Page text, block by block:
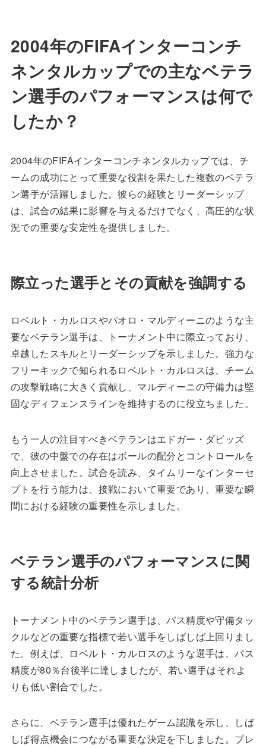
2004年のFIFAインターコンチ
ネンタルカップでの主なベテラ
ン選手のパフォーマンスは何で
したか？
2004年のFIFAインターコンチネンタルカップでは、チ
ームの成功にとって重要な役割を果たした複数のベテラ
ン選手が活躍しました。彼らの経験とリーダーシップ
は、試合の結果に影響を与えるだけでなく、高圧的な状
況での重要な安定性を提供しました。
際立った選手とその貢献を強調する
ロベルト・カルロスやパオロ・マルディーニのような主
要なベテラン選手は、トーナメント中に際立っており、
卓越したスキルとリーダーシップを示しました。強力な
フリーキックで知られるロベルト・カルロスは、チーム
の攻撃戦略に大きく貢献し、マルディーニの守備力は堅
固なディフェンスラインを維持するのに役立ちました。
もう一人の注目すべきベテランはエドガー・ダビッズ
で、彼の中盤での存在はボールの配分とコントロールを
向上させました。試合を読み、タイムリーなインターセ
プトを行う能力は、接戦において重要であり、重要な瞬
間における経験の重要性を示しました。
ベテラン選手のパフォーマンスに関
する統計分析
トーナメント中のベテラン選手は、パス精度や守備タッ
クルなどの重要な指標で若い選手をしばしば上回りまし
た。例えば、ロベルト・カルロスのような選手は、パス
精度が80％台後半に達しましたが、若い選手はそれよ
りも低い割合でした。
さらに、ベテラン選手は優れたゲーム認識を示し、しば
しば得点機会につながる重要な決定を下しました。プレ